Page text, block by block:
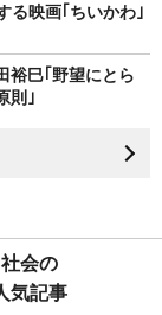
る映画｢ちいかわ｣
裕巳｢野望にとら
則｣
社会の
気記事